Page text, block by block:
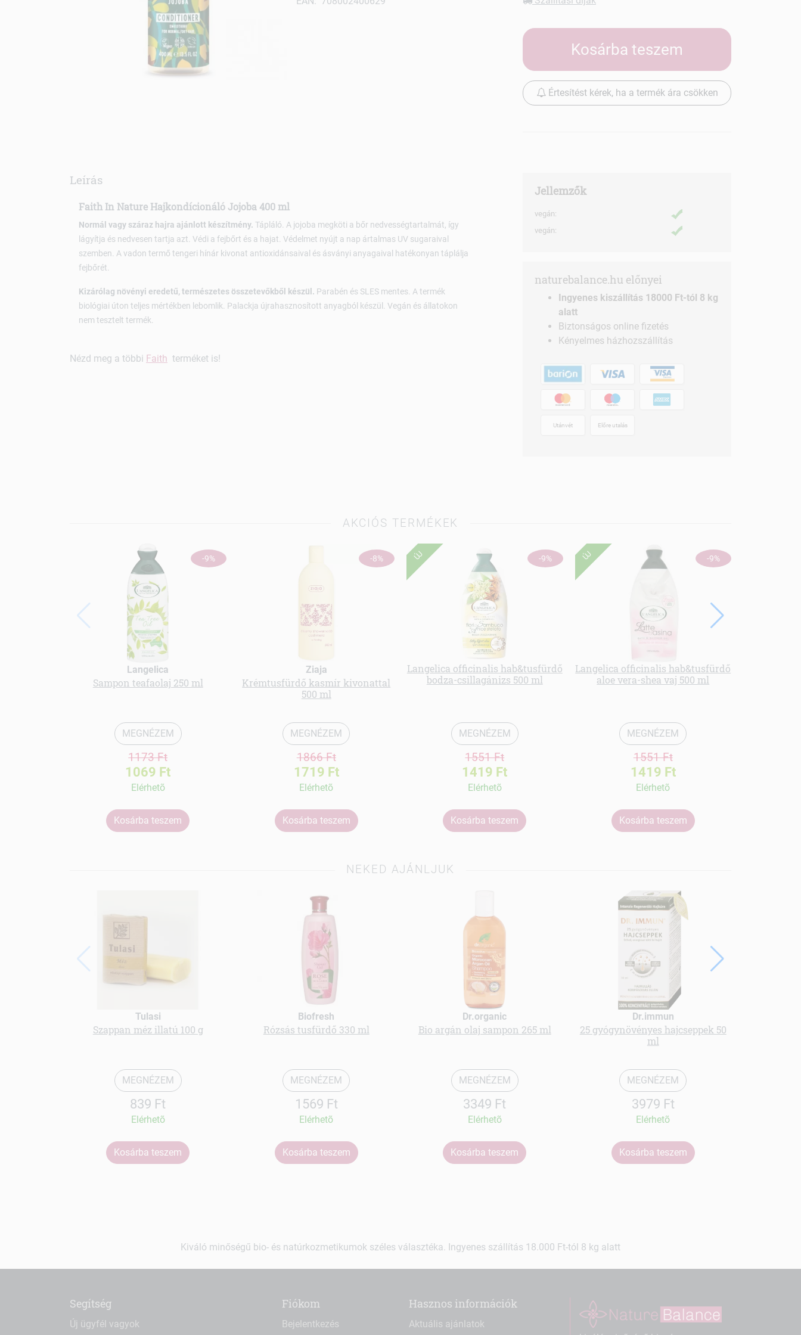
Kosárba teszem
Értesítést kérek, ha a termék ára csökken
Leírás
Faith In Nature Hajkondícionáló Jojoba 400 ml
Normál vagy száraz hajra ajánlott készítmény. Tápláló. A jojoba megköti a bőr nedvességtartalmát, így
lágyítja és nedvesen tartja azt. Védi a fejbőrt és a hajat. Védelmet nyújt a nap ártalmas UV sugaraival
szemben. A vadon termő tengeri hínár kivonat antioxidánsaival és ásványi anyagaival hatékonyan táplálja
fejbőrét.
Kizárólag növényi eredetű, természetes összetevőkből készül. Parabén és SLES mentes. A termék
biológiai úton teljes mértékben lebomlik. Palackja újrahasznosított anyagból készül. Vegán és állatokon
nem tesztelt termék.
Nézd meg a többi Faith terméket is!
Jellemzők
vegán:
vegán:
naturebalance.hu előnyei
Ingyenes kiszállítás 18000 Ft-tól 8 kg
alatt
Biztonságos online fizetés
Kényelmes házhozszállítás
Utánvét Előre utalás
AKCIÓS TERMÉKEK
-9%
Langelica
Sampon teafaolaj 250 ml
MEGNÉZEM
1173 Ft
1069 Ft
Elérhetõ
Kosárba teszem
-8%
Ziaja
Krémtusfürdő kasmír kivonattal
500 ml
MEGNÉZEM
1866 Ft
1719 Ft
Elérhetõ
Kosárba teszem
-9%
ÚJ
Langelica officinalis hab&tusfürdő
bodza-csillagánizs 500 ml
MEGNÉZEM
1551 Ft
1419 Ft
Elérhetõ
Kosárba teszem
-9%
ÚJ
Langelica officinalis hab&tusfürdő
aloe vera-shea vaj 500 ml
MEGNÉZEM
1551 Ft
1419 Ft
Elérhetõ
Kosárba teszem
NEKED AJÁNLJUK
Tulasi
Szappan méz illatú 100 g
MEGNÉZEM
839 Ft
Elérhetõ
Kosárba teszem
Biofresh
Rózsás tusfürdő 330 ml
MEGNÉZEM
1569 Ft
Elérhetõ
Kosárba teszem
Dr.organic
Bio argán olaj sampon 265 ml
MEGNÉZEM
3349 Ft
Elérhetõ
Kosárba teszem
Dr.immun
25 gyógynövényes hajcseppek 50
ml
MEGNÉZEM
3979 Ft
Elérhetõ
Kosárba teszem
Kiváló minőségű bio- és natúrkozmetikumok széles választéka. Ingyenes szállítás 18.000 Ft-tól 8 kg alatt
Segítség
Új ügyfél vagyok
Fiókom
Bejelentkezés
Hasznos információk
Aktuális ajánlatok